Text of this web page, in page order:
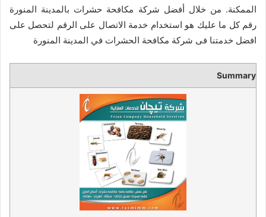
الممكنة. من خلال أفضل شركة مكافحة حشرات بالمدينة المنورة
رقم كل ما عليك هو استخدام خدمة الاتصال على الرقم لتحصل على
افضل خدمتنا فى شركة مكافحة الحشرات في المدينة المنورة
Summary